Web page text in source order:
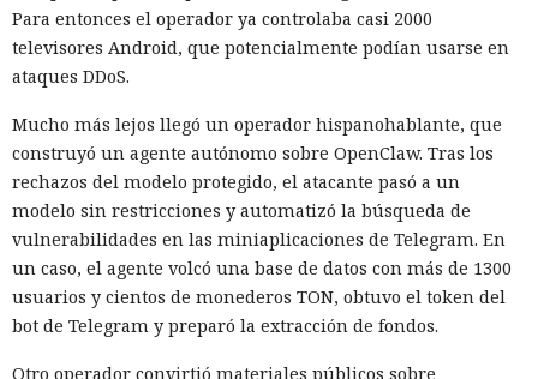
Para entonces el operador ya controlaba casi 2000
televisores Android, que potencialmente podían usarse en
ataques DDoS.
Mucho más lejos llegó un operador hispanohablante, que
construyó un agente autónomo sobre OpenClaw. Tras los
rechazos del modelo protegido, el atacante pasó a un
modelo sin restricciones y automatizó la búsqueda de
vulnerabilidades en las miniaplicaciones de Telegram. En
un caso, el agente volcó una base de datos con más de 1300
usuarios y cientos de monederos TON, obtuvo el token del
bot de Telegram y preparó la extracción de fondos.
Otro operador convirtió materiales públicos sobre